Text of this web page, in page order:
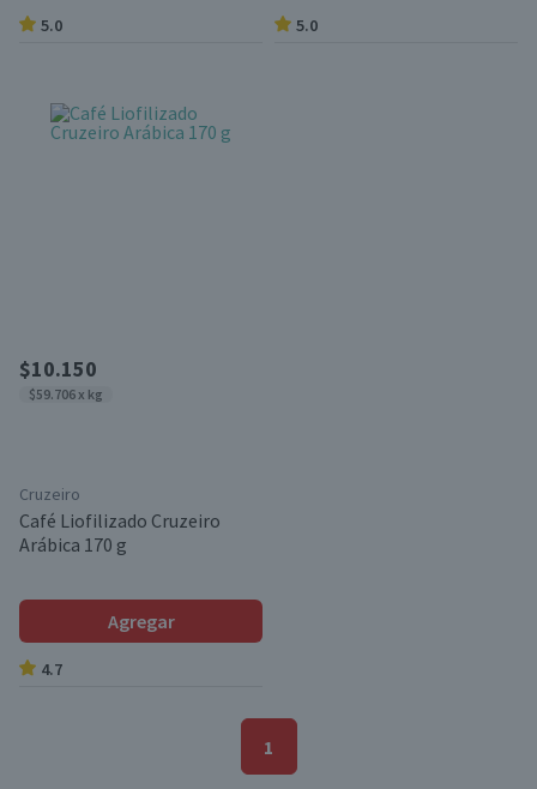
5.0 5.0
$10.150
$59.706 x kg
Cruzeiro
Café Liofilizado Cruzeiro
Arábica 170 g
Agregar
4.7
1